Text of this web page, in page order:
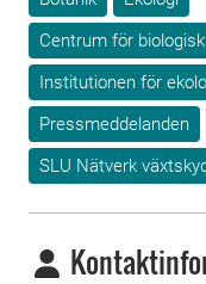
Centrum för
Institutionen för
Pressmeddelanden
SLU Nätverk